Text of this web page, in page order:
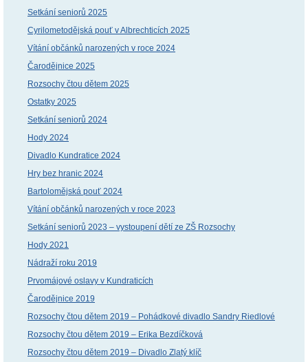
Setkání seniorů 2025
Cyrilometodějská pouť v Albrechticích 2025
Vítání občánků narozených v roce 2024
Čarodějnice 2025
Rozsochy čtou dětem 2025
Ostatky 2025
Setkání seniorů 2024
Hody 2024
Divadlo Kundratice 2024
Hry bez hranic 2024
Bartolomějská pouť 2024
Vítání občánků narozených v roce 2023
Setkání seniorů 2023 – vystoupení dětí ze ZŠ Rozsochy
Hody 2021
Nádraží roku 2019
Prvomájové oslavy v Kundraticích
Čarodějnice 2019
Rozsochy čtou dětem 2019 – Pohádkové divadlo Sandry Riedlové
Rozsochy čtou dětem 2019 – Erika Bezdíčková
Rozsochy čtou dětem 2019 – Divadlo Zlatý klíč